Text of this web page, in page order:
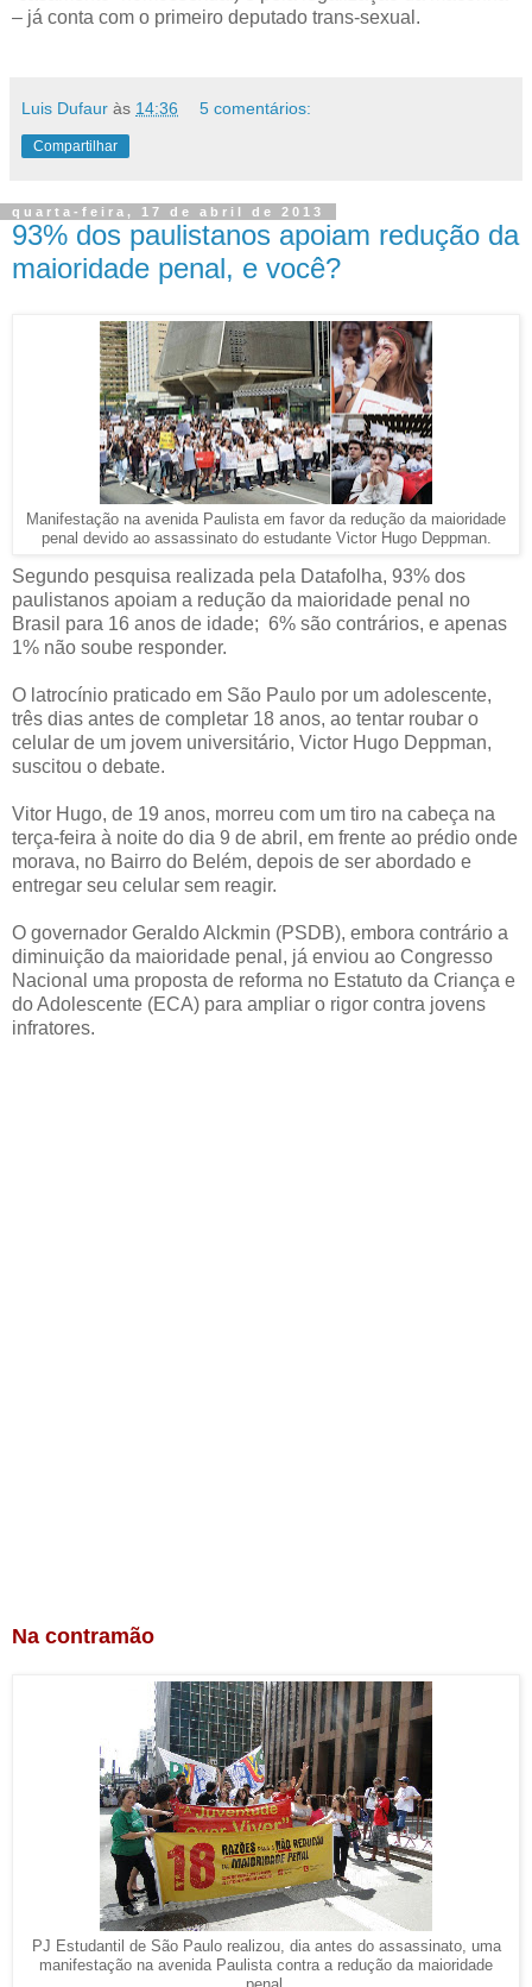
– já conta com o primeiro deputado trans-sexual.
Luis Dufaur às 14:36 5 comentários:
Compartilhar
quarta-feira, 17 de abril de 2013
93% dos paulistanos apoiam redução da
maioridade penal, e você?
Manifestação na avenida Paulista em favor da redução da maioridade
penal devido ao assassinato do estudante Victor Hugo Deppman.
Segundo pesquisa realizada pela Datafolha, 93% dos
paulistanos apoiam a redução da maioridade penal no
Brasil para 16 anos de idade; 6% são contrários, e apenas
1% não soube responder.
O latrocínio praticado em São Paulo por um adolescente,
três dias antes de completar 18 anos, ao tentar roubar o
celular de um jovem universitário, Victor Hugo Deppman,
suscitou o debate.
Vitor Hugo, de 19 anos, morreu com um tiro na cabeça na
terça-feira à noite do dia 9 de abril, em frente ao prédio onde
morava, no Bairro do Belém, depois de ser abordado e
entregar seu celular sem reagir.
O governador Geraldo Alckmin (PSDB), embora contrário a
diminuição da maioridade penal, já enviou ao Congresso
Nacional uma proposta de reforma no Estatuto da Criança e
do Adolescente (ECA) para ampliar o rigor contra jovens
infratores.
Na contramão
PJ Estudantil de São Paulo realizou, dia antes do assassinato, uma
manifestação na avenida Paulista contra a redução da maioridade